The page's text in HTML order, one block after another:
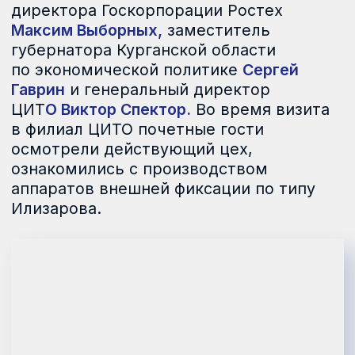
современные высокотехнологичные
протезы, но и пройти комплексную
реабилитацию, в том числе через
спортивные программы.
Сегодня успешно работают 7 филиалов
центра в Подмосковье (деревня
Голубое), Санкт-Петербурге,
Всеволожске, Омске, Ижевске,
Белгороде и Ставрополе. В 2026 году
готовятся к открытию центры
в Архангельске, Туле, Сыктывкаре, Улан-
Удэ, Биробиджане, Ялте, Красноярске
и Нижнем Новгороде.